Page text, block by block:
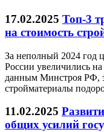
17.02.2025 Топ-3
на стоимость
За неполный 2024 год
России увеличились
данным Минстроя РФ,
стройматериалы
11.02.2025
общих усилий